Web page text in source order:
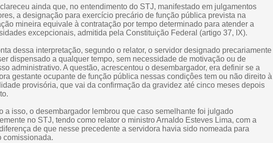
ainda que, no entendimento do STJ, manifestado em julgamentos
a designação para exercício precário de função pública prevista na
mineira equivale à contratação por tempo determinado para atender a
excepcionais, admitida pela Constituição Federal (artigo 37, IX).
dessa interpretação, segundo o relator, o servidor designado precariamente
dispensado a qualquer tempo, sem necessidade de motivação ou de
administrativo. A questão, acrescentou o desembargador, era definir se a
gestante ocupante de função pública nessas condiçôes tem ou não direito à
provisória, que vai da confirmação da gravidez até cinco meses depois
a isso, o desembargador lembrou que caso semelhante foi julgado
no STJ, tendo como relator o ministro Arnaldo Esteves Lima, com a
de que nesse precedente a servidora havia sido nomeada para
comissionada.